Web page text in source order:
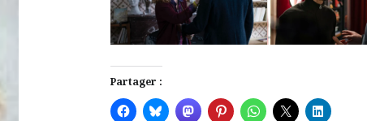
Partager :